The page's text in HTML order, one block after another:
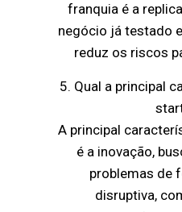
franquia é a
negócio já testado
reduz os riscos
5. Qual a principal
A principal
é a inovação,
problemas de
disruptiva,